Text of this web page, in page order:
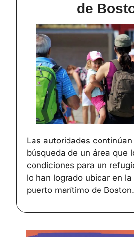
de
Las autoridades continúan
búsqueda de un área que
condiciones para un
lo han logrado ubicar en la
puerto marítimo de Boston.